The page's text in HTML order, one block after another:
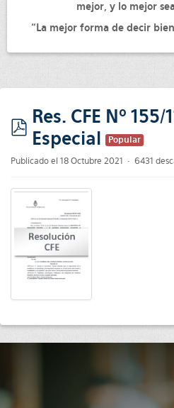
mejor, y lo mejor
“La mejor forma de decir
pdf
Res. CFE Nº
Especial
Popular
Publicado el 18 Octubre 2021 6431